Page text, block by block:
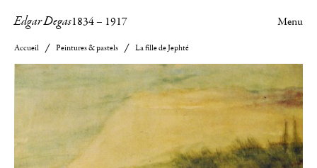
Edgar Degas1834– 1917 Menu
Accueil Peintures & pastels La fille de Jephté